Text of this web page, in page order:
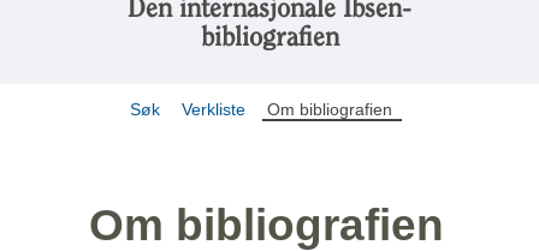
Den internasjonale Ibsen-
bibliografien
Søk Verkliste Om bibliografien
Om bibliografien